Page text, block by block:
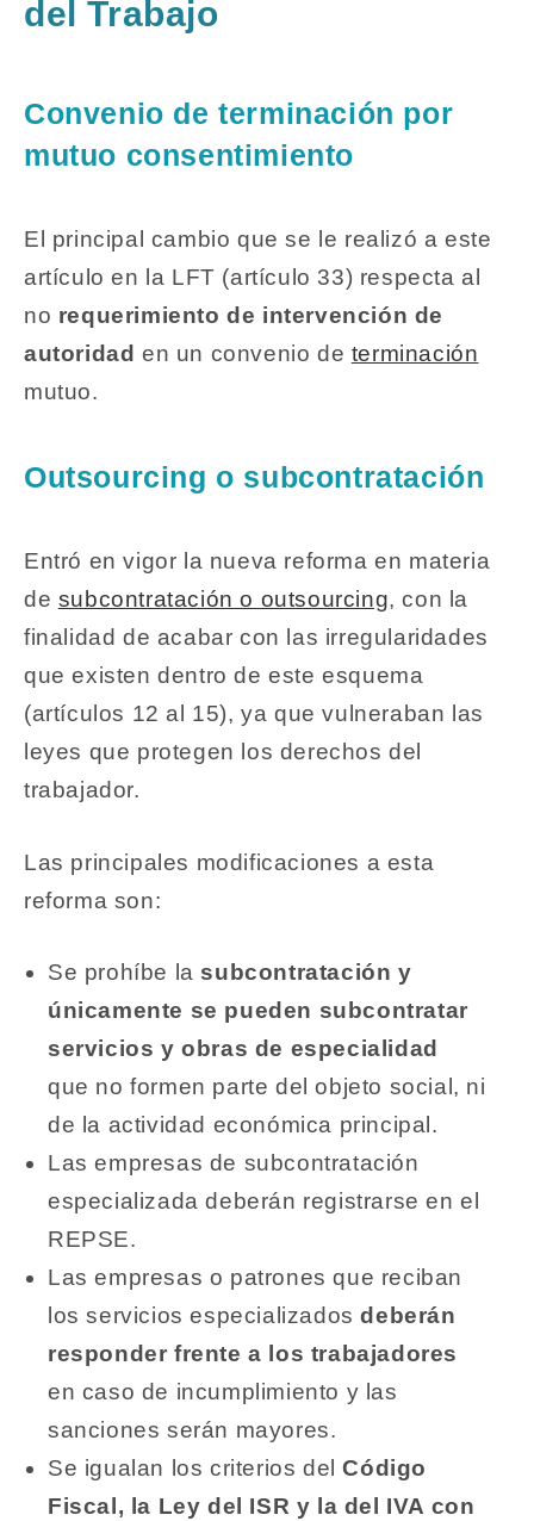
del Trabajo
Convenio de terminación por
mutuo consentimiento
El principal cambio que se le realizó a este
artículo en la LFT (artículo 33) respecta al
no requerimiento de intervención de
autoridad en un convenio de terminación
mutuo.
Outsourcing o subcontratación
Entró en vigor la nueva reforma en materia
de subcontratación o outsourcing, con la
finalidad de acabar con las irregularidades
que existen dentro de este esquema
(artículos 12 al 15), ya que vulneraban las
leyes que protegen los derechos del
trabajador.
Las principales modificaciones a esta
reforma son:
Se prohíbe la subcontratación y
únicamente se pueden subcontratar
servicios y obras de especialidad
que no formen parte del objeto social, ni
de la actividad económica principal.
Las empresas de subcontratación
especializada deberán registrarse en el
REPSE.
Las empresas o patrones que reciban
los servicios especializadosdeberán
responder frente a los trabajadores
en caso de incumplimiento y las
sanciones serán mayores.
Se igualan los criterios delCódigo
Fiscal, la Ley del ISR y la del IVA con